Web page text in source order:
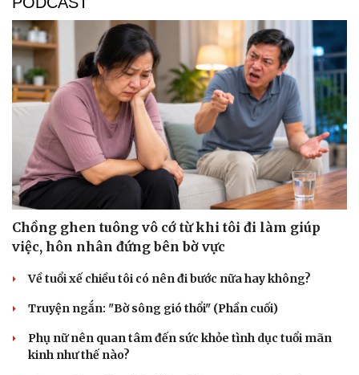
Cải chính
Chồng ghen tuông vô cớ từ khi tôi đi làm giúp
việc, hôn nhân đứng bên bờ vực
Về tuổi xế chiều tôi có nên đi bước nữa hay không?
Truyện ngắn: "Bờ sông gió thổi" (Phần cuối)
Phụ nữ nên quan tâm đến sức khỏe tình dục tuổi mãn
kinh như thế nào?